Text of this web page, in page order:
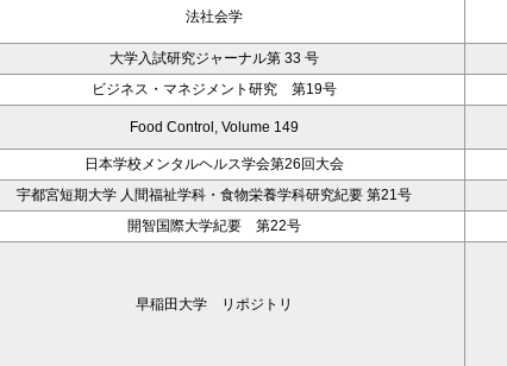
法社会学
大学入試研究ジャーナル第 33 号
ビジネス・マネジメント研究 第19号
Food Control, Volume 149
日本学校メンタルヘルス学会第26回大会
宇都宮短期大学 人間福祉学科・食物栄養学科研究紀要 第21号
開智国際大学紀要 第22号
早稲田大学 リポジトリ